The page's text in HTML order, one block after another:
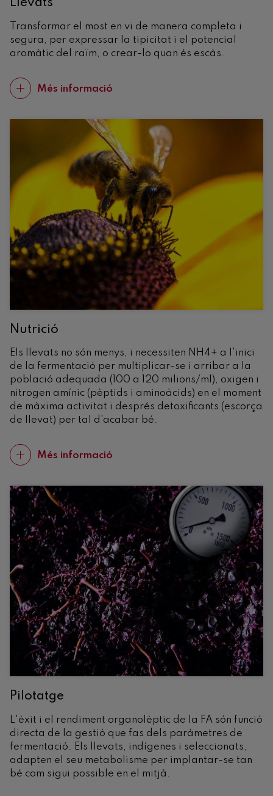
Llevats
Transformar el most en vi de manera completa i
segura, per expressar la tipicitat i el potencial
aromàtic del raïm, o crear-lo quan és escàs.
Més informació
Nutrició
Els llevats no són menys, i necessiten NH4+ a l'inici
de la fermentació per multiplicar-se i arribar a la
població adequada (100 a 120 milions/ml), oxigen i
nitrogen amínic (pèptids i aminoàcids) en el moment
de màxima activitat i després detoxificants (escorça
de llevat) per tal d'acabar bé.
Més informació
Pilotatge
L'èxit i el rendiment organolèptic de la FA són funció
directa de la gestió que fas dels paràmetres de
fermentació. Els llevats, indígenes i seleccionats,
adapten el seu metabolisme per implantar-se tan
bé com sigui possible en el mitjà.